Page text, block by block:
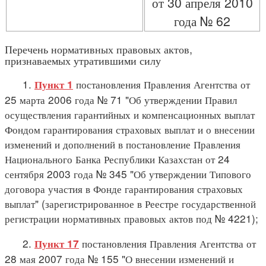
года № 62
Перечень нормативных правовых актов,
признаваемых утратившими силу
1. Пункт 1 постановления Правления Агентства от
25 марта 2006 года № 71 "Об утверждении Правил
осуществления гарантийных и компенсационных выплат
Фондом гарантирования страховых выплат и о внесении
изменений и дополнений в постановление Правления
Национального Банка Республики Казахстан от 24
сентября 2003 года № 345 "Об утверждении Типового
договора участия в Фонде гарантирования страховых
выплат" (зарегистрированное в Реестре государственной
регистрации нормативных правовых актов под № 4221);
2. Пункт 17 постановления Правления Агентства от
28 мая 2007 года № 155 "О внесении изменений и